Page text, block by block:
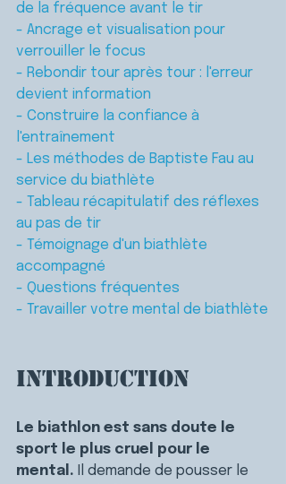
de la fréquence avant le tir
- Ancrage et visualisation pour
verrouiller le focus
- Rebondir tour après tour : l'erreur
devient information
- Construire la confiance à
l'entraînement
- Les méthodes de Baptiste Fau au
service du biathlète
- Tableau récapitulatif des réflexes
au pas de tir
- Témoignage d'un biathlète
accompagné
- Questions fréquentes
- Travailler votre mental de biathlète
Introduction
Le biathlon est sans doute le
sport le plus cruel pour le
mental. Il demande de pousser le